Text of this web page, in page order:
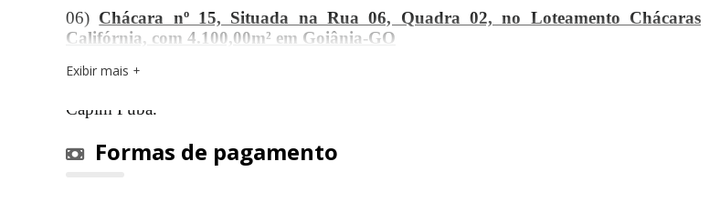
06) Chácara nº 15, Situada na Rua 06, Quadra 02, no Loteamento Chácaras
Califórnia, com 4.100,00m² em Goiânia-GO
O Terreno mede
Capim Puba.
Exibir mais
Formas de pagamento